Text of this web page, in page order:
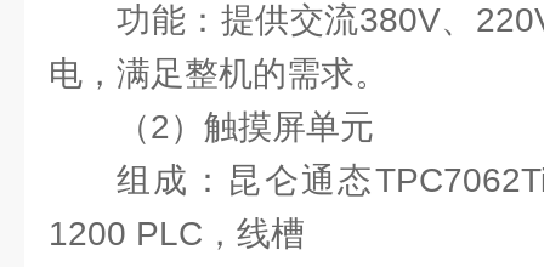
功能：提供交流380V、
电，满足整机的需求。
（2）触摸屏单元
组成：昆仑通态
1200 PLC，线槽